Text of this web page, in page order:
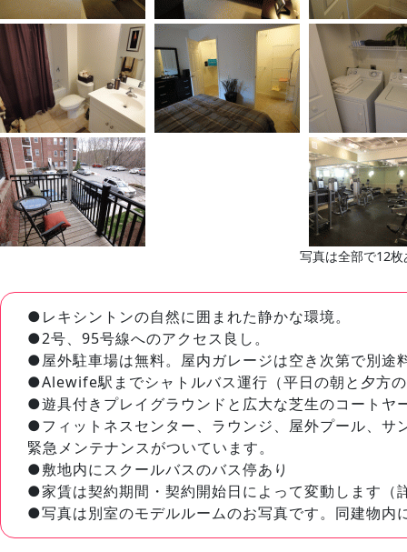
写真は全部で12
●レキシントンの自然に囲まれた静かな環境。
●2号、95号線へのアクセス良し。
●屋外駐車場は無料。屋内ガレージは空き次第で別途
●Alewife駅までシャトルバス運行（平日の朝と夕方
●遊具付きプレイグラウンドと広大な芝生のコートヤ
●フィットネスセンター、ラウンジ、屋外プール、サ
緊急メンテナンスがついています。
●敷地内にスクールバスのバス停あり
●家賃は契約期間・契約開始日によって変動します（
●写真は別室のモデルルームのお写真です。同建物内